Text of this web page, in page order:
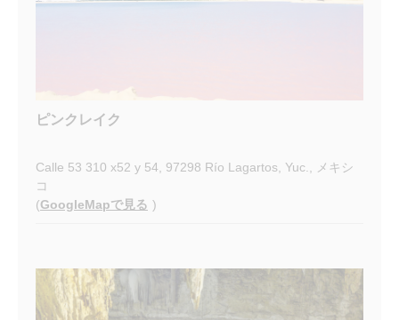
ピンクレイク
Calle 53 310 x52 y 54, 97298 Río Lagartos, Yuc., メキシ
コ
(GoogleMapで見る )